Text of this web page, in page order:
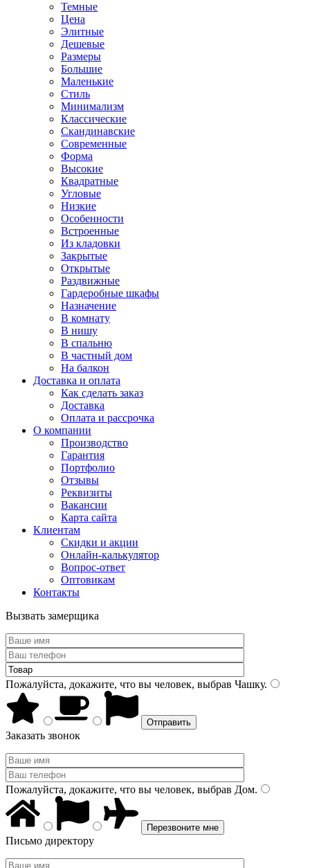
Темные
Цена
Элитные
Дешевые
Размеры
Большие
Маленькие
Стиль
Минимализм
Классические
Скандинавские
Современные
Форма
Высокие
Квадратные
Угловые
Низкие
Особенности
Встроенные
Из кладовки
Закрытые
Открытые
Раздвижные
Гардеробные шкафы
Назначение
В комнату
В нишу
В спальню
В частный дом
На балкон
Доставка и оплата
Как сделать заказ
Доставка
Оплата и рассрочка
О компании
Производство
Гарантия
Портфолио
Отзывы
Реквизиты
Вакансии
Карта сайта
Клиентам
Скидки и акции
Онлайн-калькулятор
Вопрос-ответ
Оптовикам
Контакты
Вызвать замерщика
Пожалуйста, докажите, что вы человек, выбрав Чашку.
Заказать звонок
Пожалуйста, докажите, что вы человек, выбрав Дом.
Письмо директору